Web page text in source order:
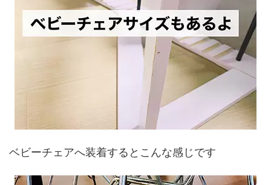
ベビーチェアへ装着するとこんな感じです